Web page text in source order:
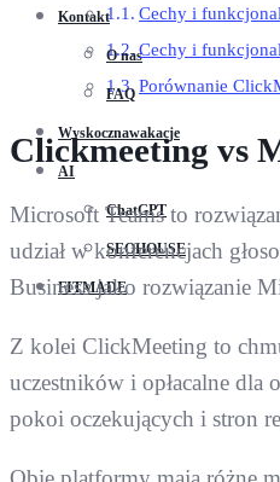
Kontakt
O nas
FAQ
Wyskocznawakacje
AI
ChatGPT
SEOHOUSE
FITMADE
Cechy i
Cechy i
Porównanie
Clickmeeting vs
Microsoft Teams to
udział w konferencjach
Business jako rozwiązanie
Z kolei ClickMeeting to
uczestników i opłacalne
pokoi oczekujących i stron